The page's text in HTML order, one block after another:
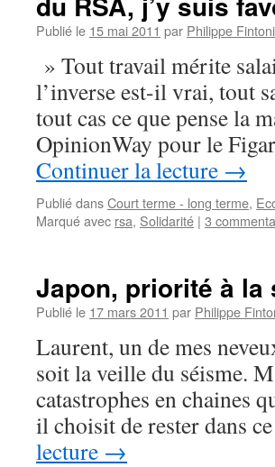
Publié le 15 mai 2011 par Philippe Fintoni
» Tout travail mérite
l’inverse est-il vrai, tout
tout cas ce que pense la
OpinionWay pour le
Continuer la lecture →
Publié dansCourt terme - long terme,
Marqué avec rsa, Solidarité | 3
Japon, priorité à la
Publié le 17 mars 2011 par Philippe
Laurent, un de mes
soit la veille du séisme.
catastrophes en chaines
il choisit de rester dans
lecture →